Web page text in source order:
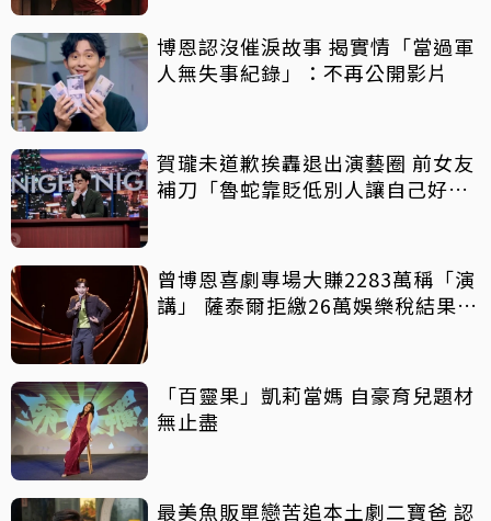
博恩認沒催淚故事 揭實情「當過軍
人無失事紀錄」：不再公開影片
賀瓏未道歉挨轟退出演藝圈 前女友
補刀「魯蛇靠貶低別人讓自己好
曾博恩喜劇專場大賺2283萬稱「演
講」 薩泰爾拒繳26萬娛樂稅結果出
「百靈果」凱莉當媽 自豪育兒題材
無止盡
最美魚販單戀苦追本土劇二寶爸 認